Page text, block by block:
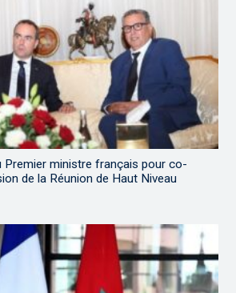
Premier ministre français pour co-
de la Réunion de Haut Niveau